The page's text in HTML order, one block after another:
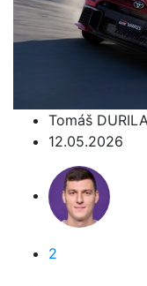
Tomáš
12.05.2026
2